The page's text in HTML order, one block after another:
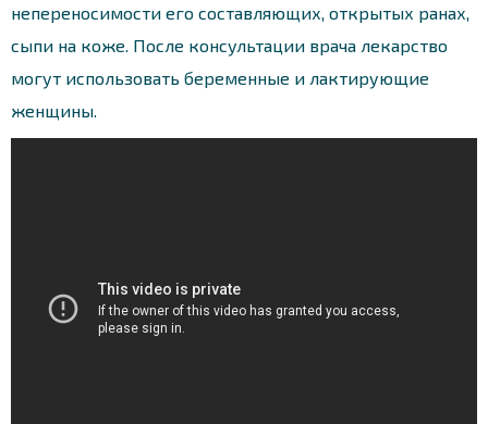
непереносимости его составляющих, открытых ранах,
сыпи на коже. После консультации врача лекарство
могут использовать беременные и лактирующие
женщины.